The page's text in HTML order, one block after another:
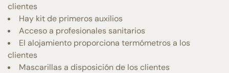
clientes
Hay kit de primeros auxilios
Acceso a profesionales sanitarios
El alojamiento proporciona termómetros a los
clientes
Mascarillas a disposición de los clientes